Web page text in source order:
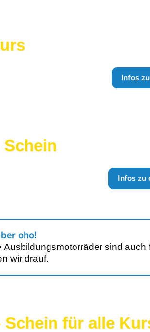
Infos
Schein
Infos zu
oho!
Ausbildungsmotorräder sind
wir drauf.
Schein für alle